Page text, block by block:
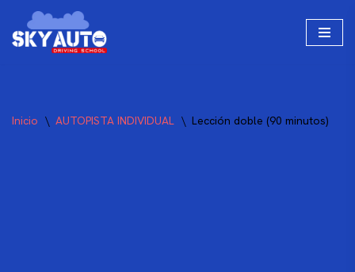
Saltar
Inicio \ AUTOPISTA INDIVIDUAL \ Lección doble (90 minutos)